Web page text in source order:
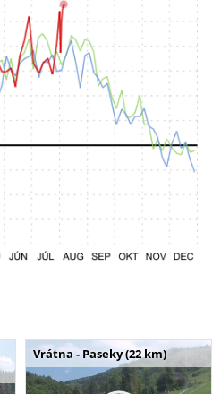
Vrátna - Paseky (22 km)